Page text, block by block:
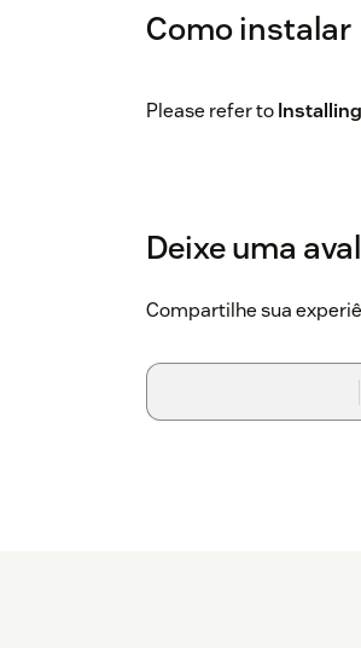
Como instalar
Please refer to
Deixe uma
Compartilhe sua